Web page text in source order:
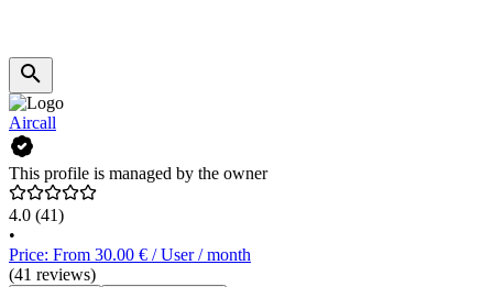
Aircall
This profile is managed by the owner
4.0 (41)
•
Price: From 30.00 € / User / month
(41 reviews)